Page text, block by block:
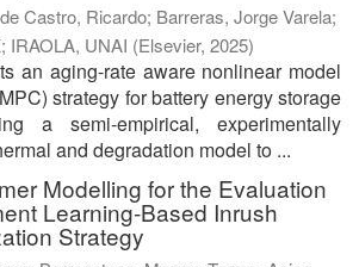
de Castro, Ricardo; Barreras, Jorge Varela;
; IRAOLA, UNAI (Elsevier, 2025)
an aging-rate aware nonlinear model
strategy for battery energy storage
a semi-empirical, experimentally
and degradation model to ...
Modelling for the Evaluation
Learning-Based Inrush
Strategy